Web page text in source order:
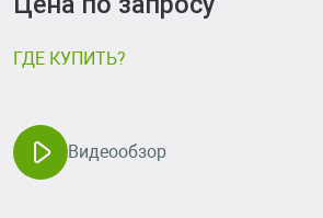
ГДЕ КУПИТЬ?
Видеообзор